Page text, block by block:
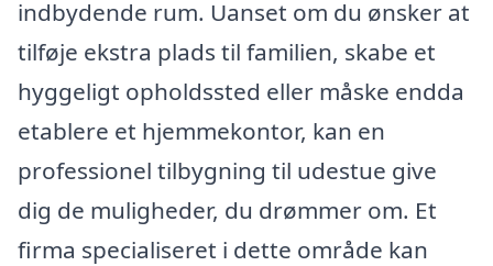
indbydende rum. Uanset om du ønsker at
tilføje ekstra plads til familien, skabe et
hyggeligt opholdssted eller måske endda
etablere et hjemmekontor, kan en
professionel tilbygning til udestue give
dig de muligheder, du drømmer om. Et
firma specialiseret i dette område kan